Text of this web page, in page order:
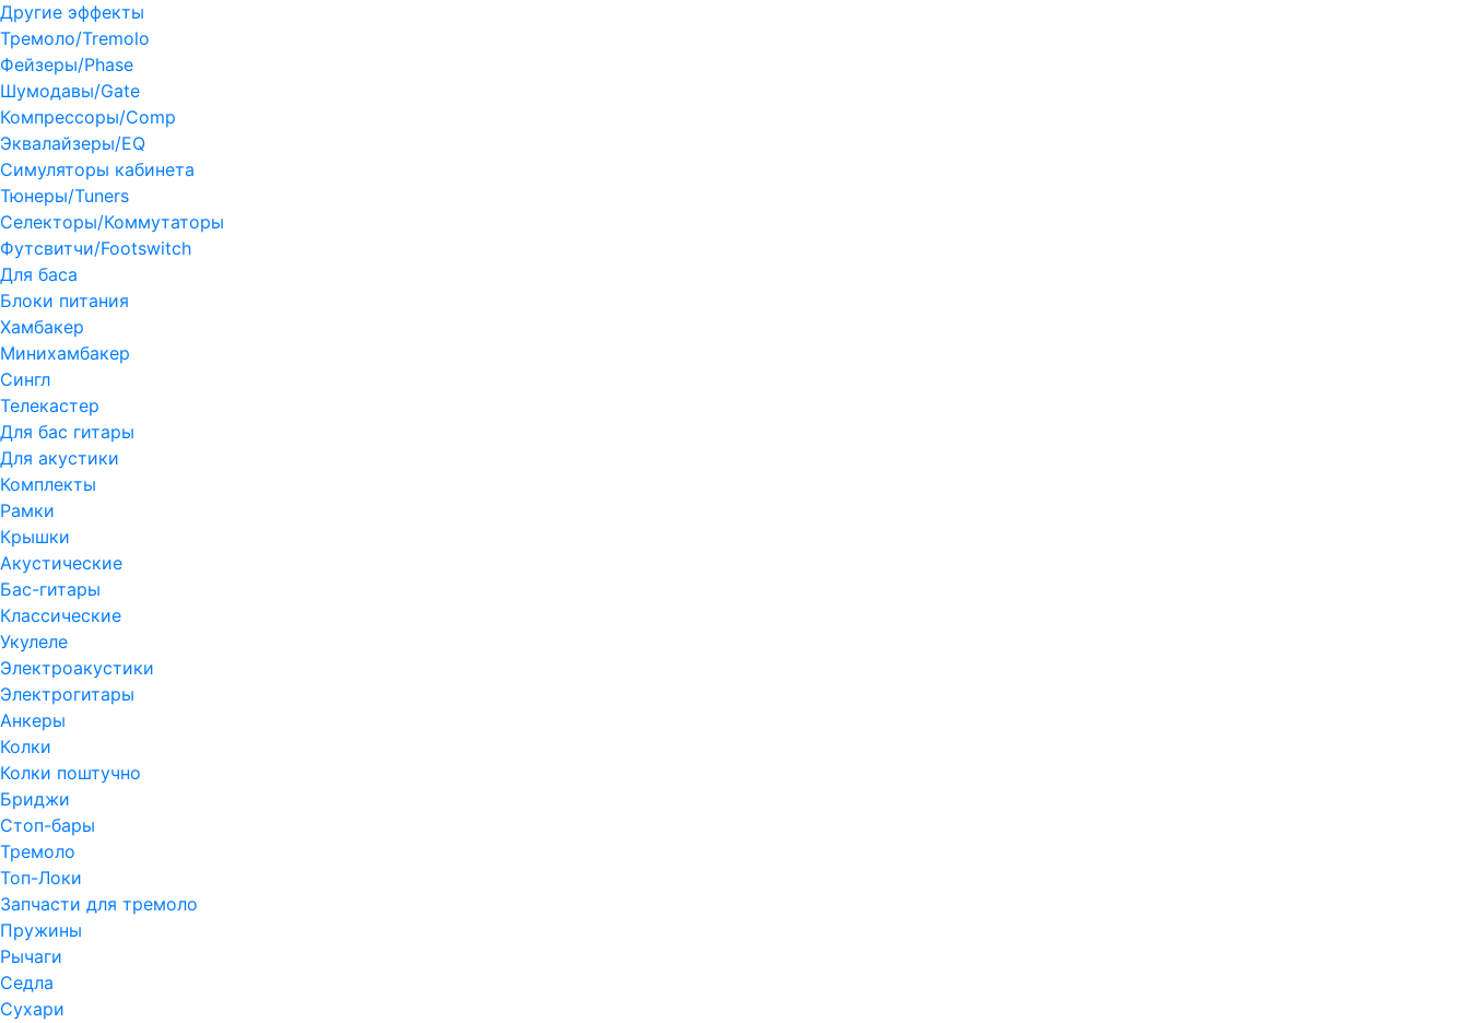
Другие эффекты
Тремоло/Tremolo
Фейзеры/Phase
Шумодавы/Gate
Компрессоры/Comp
Эквалайзеры/EQ
Симуляторы кабинета
Тюнеры/Tuners
Селекторы/Коммутаторы
Футсвитчи/Footswitch
Для баса
Блоки питания
Хамбакер
Минихамбакер
Сингл
Телекастер
Для бас гитары
Для акустики
Комплекты
Рамки
Крышки
Акустические
Бас-гитары
Классические
Укулеле
Электроакустики
Электрогитары
Анкеры
Колки
Колки поштучно
Бриджи
Стоп-бары
Тремоло
Топ-Локи
Запчасти для тремоло
Пружины
Рычаги
Седла
Сухари